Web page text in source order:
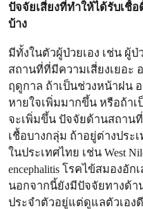
ปัจจัยเสี่ยงที่ทำให้ได้รับเชื้
บ้าง
มีทั้งในตัวผู้ป่วยเอง เช่น ผู้
สถานที่ที่มีความเสี่ยงเยอะ
ฤดูกาล ถ้าเป็นช่วงหน้าฝน
หายใจเพิ่มมากขึ้น หรือถ้าเ
จะเพิ่มขึ้น ปัจจัยด้านสถาน
เชื้อบางกลุ่ม ถ้าอยู่ต่างประ
ในประเทศไทย เช่น West
encephalitis โรคไข้สมองอัก
นอกจากนี้ยังมีปัจจัยทางด้
ประจำตัวอยู่แต่ดูแลตัวเอ